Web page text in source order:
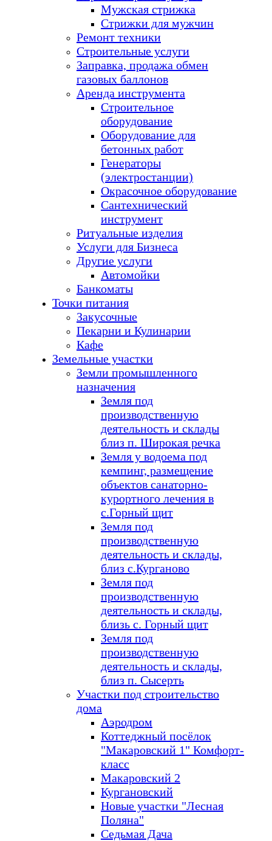
Мужская стрижка
Стрижки для мужчин
Ремонт техники
Строительные услуги
Заправка, продажа обмен
газовых баллонов
Аренда инструмента
Строительное
оборудование
Оборудование для
бетонных работ
Генераторы
(электростанции)
Окрасочное оборудование
Сантехнический
инструмент
Ритуальные изделия
Услуги для Бизнеса
Другие услуги
Автомойки
Банкоматы
Точки питания
Закусочные
Пекарни и Кулинарии
Кафе
Земельные участки
Земли промышленного
назначения
Земля под
производственную
деятельность и склады
близ п. Широкая речка
Земля у водоема под
кемпинг, размещение
объектов санаторно-
курортного лечения в
с.Горный щит
Земля под
производственную
деятельность и склады,
близ с.Курганово
Земля под
производственную
деятельность и склады,
близь с. Горный щит
Земля под
производственную
деятельность и склады,
близ п. Сысерть
Участки под строительство
дома
Аэродром
Коттеджный посёлок
"Макаровский 1" Комфорт-
класс
Макаровский 2
Кургановский
Новые участки "Лесная
Поляна"
Седьмая Дача